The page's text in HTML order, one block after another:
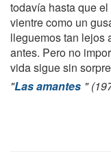
todavía hasta que
vientre como un
lleguemos tan lejos
antes. Pero no
vida sigue sin
"Las amantes "